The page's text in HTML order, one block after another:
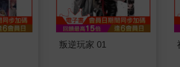
叛逆玩家 01